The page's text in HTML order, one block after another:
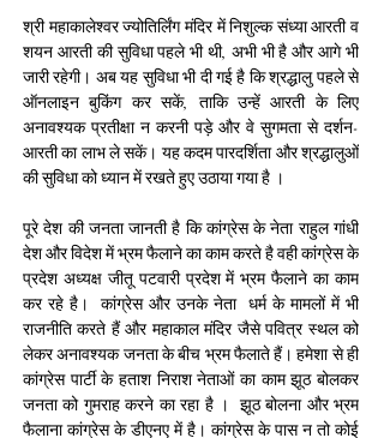
श्री महाकालेश्वर ज्योतिर्लिंग मंदिर में निशुल्क संध्या आरती व
शयन आरती की सुविधा पहले भी थी, अभी भी है और आगे भी
जारी रहेगी। अब यह सुविधा भी दी गई है कि श्रद्धालु पहले से
ऑनलाइन बुकिंग कर सकें, ताकि उन्हें आरती के लिए
अनावश्यक प्रतीक्षा न करनी पड़े और वे सुगमता से दर्शन-
आरती का लाभ ले सकें। यह कदम पारदर्शिता और श्रद्धालुओं
की सुविधा को ध्यान में रखते हुए उठाया गया है ।
पूरे देश की जनता जानती है कि कांग्रेस के नेता राहुल गांधी
देश और विदेश में भ्रम फैलाने का काम करते है वही कांग्रेस के
प्रदेश अध्यक्ष जीतू पटवारी प्रदेश में भ्रम फैलाने का काम
कर रहे है।  कांग्रेस और उनके नेता  धर्म के मामलों में भी
राजनीति करते हैं और महाकाल मंदिर जैसे पवित्र स्थल को
लेकर अनावश्यक जनता के बीच भ्रम फैलाते हैं। हमेशा से ही
कांग्रेस पार्टी के हताश निराश नेताओं का काम झूठ बोलकर
जनता को गुमराह करने का रहा है ।  झूठ बोलना और भ्रम
फैलाना कांग्रेस के डीएनए में है। कांग्रेस के पास न तो कोई